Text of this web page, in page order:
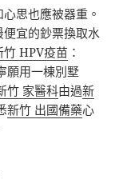
思也應被器重。
宜的鈔票換取水
竹 HPV疫苗 ：
願用一棟別墅
竹 家醫科由過新
新竹 出國備藥心